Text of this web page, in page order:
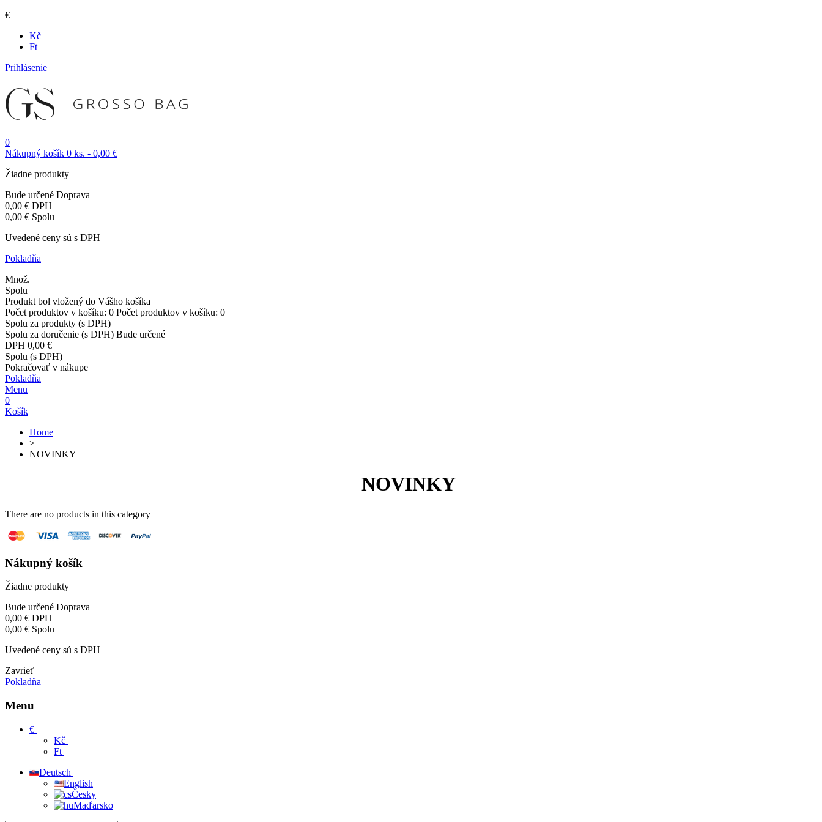
€
Kč
Ft
Prihlásenie
0
Nákupný košík 0 ks. - 0,00 €
Žiadne produkty
Bude určené Doprava
0,00 € DPH
0,00 € Spolu
Uvedené ceny sú s DPH
Pokladňa
Množ.
Spolu
Produkt bol vložený do Vášho košíka
Počet produktov v košíku: 0 Počet produktov v košíku: 0
Spolu za produkty (s DPH)
Spolu za doručenie (s DPH) Bude určené
DPH 0,00 €
Spolu (s DPH)
Pokračovať v nákupe
Pokladňa
Menu
0
Košík
Home
>
NOVINKY
NOVINKY
There are no products in this category
Nákupný košík
Žiadne produkty
Bude určené Doprava
0,00 € DPH
0,00 € Spolu
Uvedené ceny sú s DPH
Zavrieť
Pokladňa
Menu
€
Kč
Ft
Deutsch
English
Česky
Maďarsko